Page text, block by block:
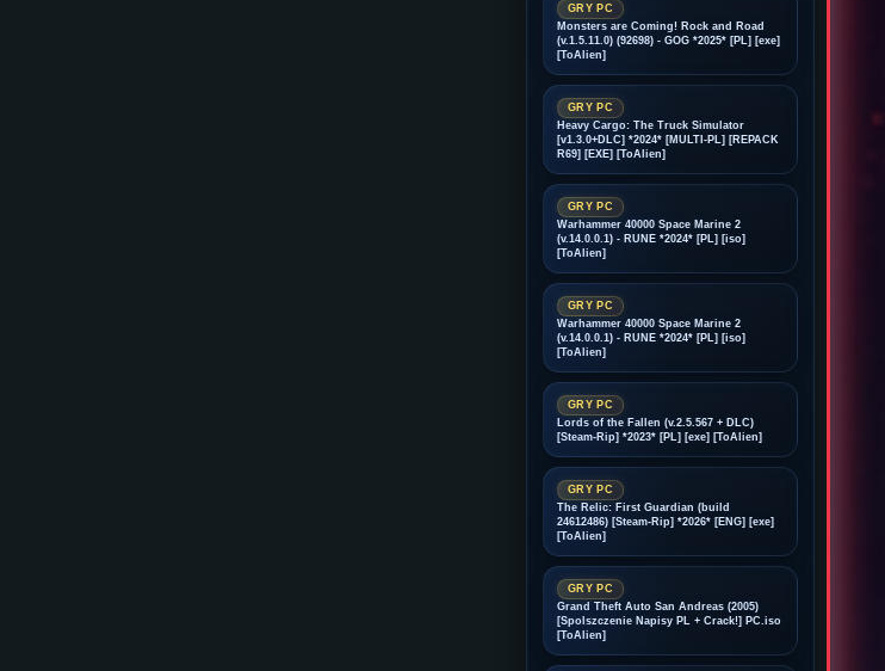
GRY PC
Monsters are Coming! Rock and Road
(v.1.5.11.0) (92698) - GOG *2025* [PL] [exe]
[ToAlien]
GRY PC
Heavy Cargo: The Truck Simulator
[v1.3.0+DLC] *2024* [MULTI-PL] [REPACK
R69] [EXE] [ToAlien]
GRY PC
Warhammer 40000 Space Marine 2
(v.14.0.0.1) - RUNE *2024* [PL] [iso]
[ToAlien]
GRY PC
Warhammer 40000 Space Marine 2
(v.14.0.0.1) - RUNE *2024* [PL] [iso]
[ToAlien]
GRY PC
Lords of the Fallen (v.2.5.567 + DLC)
[Steam-Rip] *2023* [PL] [exe] [ToAlien]
GRY PC
The Relic: First Guardian (build
24612486) [Steam-Rip] *2026* [ENG] [exe]
[ToAlien]
GRY PC
Grand Theft Auto San Andreas (2005)
[Spolszczenie Napisy PL + Crack!] PC.iso
[ToAlien]